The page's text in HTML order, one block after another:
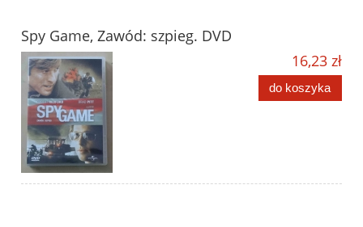
Spy Game, Zawód: szpieg. DVD
16,23 zł
do koszyka